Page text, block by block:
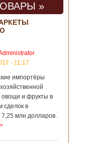
»
- 11:17
импортёры
овощи и фрукты в
сделок в
млн долларов.